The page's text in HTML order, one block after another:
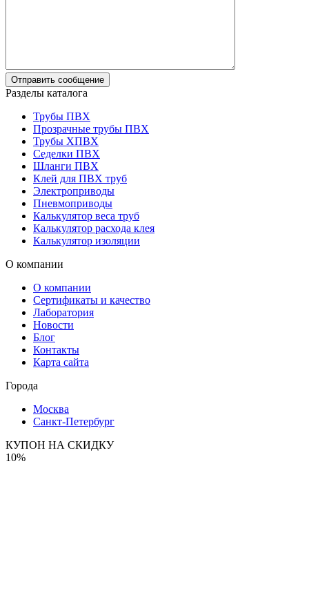
Разделы каталога
Трубы ПВХ
Прозрачные трубы ПВХ
Трубы ХПВХ
Седелки ПВХ
Шланги ПВХ
Клей для ПВХ труб
Электроприводы
Пневмоприводы
Калькулятор веса труб
Калькулятор расхода клея
Калькулятор изоляции
О компании
О компании
Сертификаты и качество
Лаборатория
Новости
Блог
Контакты
Карта сайта
Города
Москва
Санкт-Петербург
КУПОН НА СКИДКУ
10%